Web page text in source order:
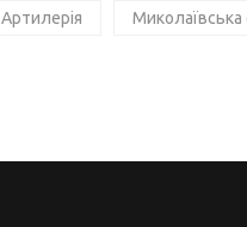
Артилерія Миколаївська